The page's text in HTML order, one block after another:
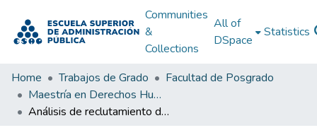
Communities
&
Collections
All of
DSpace
Statistics
Home Trabajos de Grado
Facultad de Posgrado
Maestría en Derechos Humanos, Gestión de la Transición y Posconflicto
Análisis de reclutamiento de niños, niñas y adolescentes: Entre la Oferta Institucional y las Reales Condiciones de Vulnerabilidad